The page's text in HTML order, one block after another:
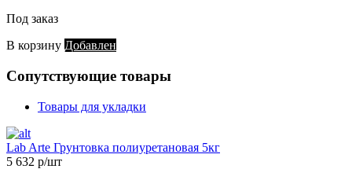
Под заказ
В корзину Добавлен
Сопутствующие товары
Товары для укладки
Lab Arte Грунтовка полиуретановая 5кг
5 632 р/шт